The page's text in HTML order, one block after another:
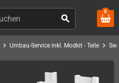
search
0
chevron_right Umbau-Service inkl. Modkit - Teile chevron_right